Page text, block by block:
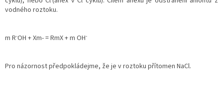
vodného roztoku.
m R-OH + Xm- = RmX + m OH-
Pro názornost předpokládejme, že je v roztoku přítomen NaCl.